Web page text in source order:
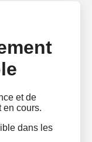
et de
en cours.
dans les